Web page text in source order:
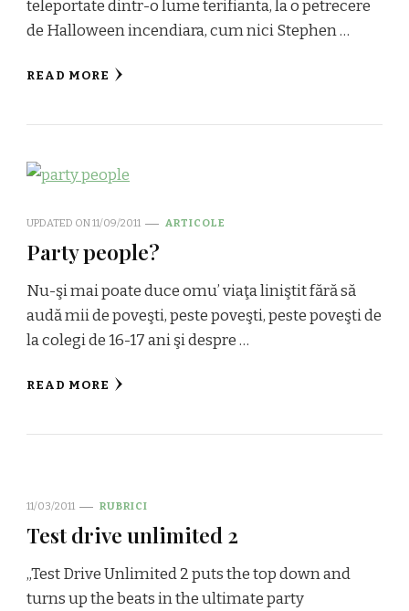
teleportate dintr-o lume terifianta, la o petrecere
de Halloween incendiara, cum nici Stephen …
READ MORE
UPDATED ON11/09/2011 ARTICOLE
Party people?
Nu-şi mai poate duce omu’ viaţa liniştit fără să
audă mii de poveşti, peste poveşti, peste poveşti de
la colegi de 16-17 ani şi despre …
READ MORE
11/03/2011 RUBRICI
Test drive unlimited 2
„Test Drive Unlimited 2 puts the top down and
turns up the beats in the ultimate party